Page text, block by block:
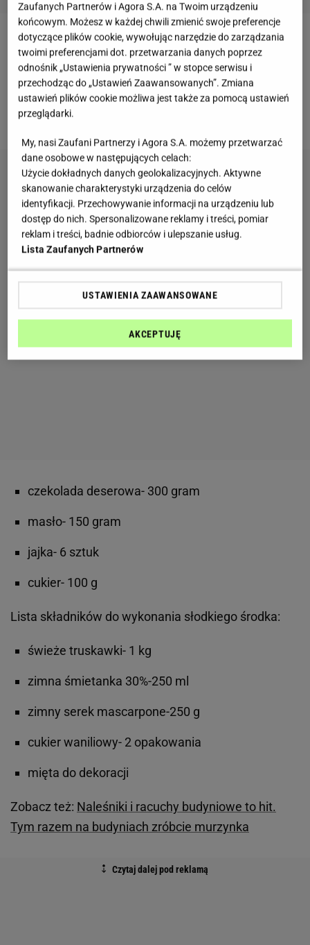
Czekoladowa chmura z truskawkami - składniki,
przygotowanie
Do przygotowaniaciasta czekoladowegobędziesz
potrzebować:
czekolada deserowa- 300 gram
masło- 150 gram
jajka- 6 sztuk
cukier- 100 g
Lista składników do wykonania słodkiego środka:
świeże truskawki- 1 kg
zimna śmietanka 30%-250 ml
zimny serek mascarpone-250 g
cukier waniliowy- 2 opakowania
mięta do dekoracji
Zobacz też: Naleśniki i racuchy budyniowe to hit.
Tym razem na budyniach zróbcie murzynka
Zaufanych Partnerów i Agora S.A. na Twoim urządzeniu
końcowym. Możesz w każdej chwili zmienić swoje preferencje
dotyczące plików cookie, wywołując narzędzie do zarządzania
twoimi preferencjami dot. przetwarzania danych poprzez
odnośnik „Ustawienia prywatności ” w stopce serwisu i
przechodząc do „Ustawień Zaawansowanych”. Zmiana
ustawień plików cookie możliwa jest także za pomocą ustawień
przeglądarki.
My, nasi Zaufani Partnerzy i Agora S.A. możemy przetwarzać
dane osobowe w następujących celach:
Użycie dokładnych danych geolokalizacyjnych. Aktywne
skanowanie charakterystyki urządzenia do celów
identyfikacji. Przechowywanie informacji na urządzeniu lub
dostęp do nich. Spersonalizowane reklamy i treści, pomiar
reklam i treści, badnie odbiorców i ulepszanie usług.
Lista Zaufanych Partnerów
USTAWIENIA ZAAWANSOWANE
AKCEPTUJĘ